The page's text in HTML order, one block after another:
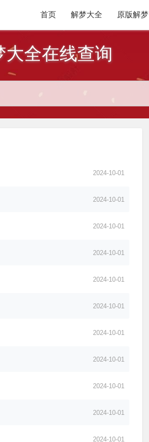
首页 解梦大全 原版解梦
大全在线查询
2024-10-01
2024-10-01
2024-10-01
2024-10-01
2024-10-01
2024-10-01
2024-10-01
2024-10-01
2024-10-01
2024-10-01
2024-10-01